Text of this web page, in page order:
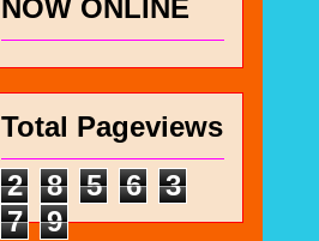
NOW ONLINE
Total Pageviews
2
8 5 6
3
7
9